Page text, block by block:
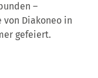
–
von Diakoneo in
gefeiert.